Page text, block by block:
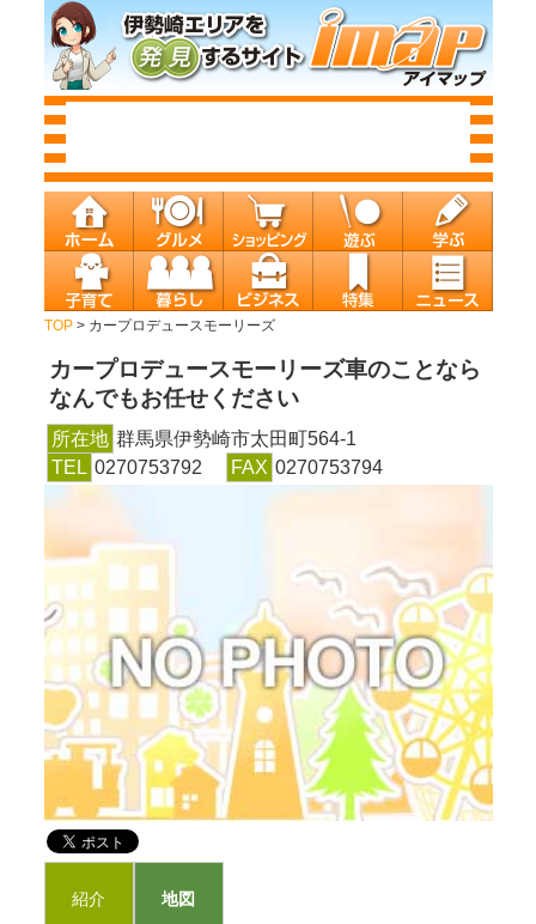
TOP> カープロデュースモーリーズ
カープロデュースモーリーズ車のことなら
なんでもお任せください
所在地 群馬県伊勢崎市太田町564-1
TEL 0270753792 FAX 0270753794
紹介 地図